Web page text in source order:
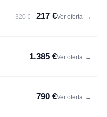
320 € 217 €Ver oferta →
1.385 €Ver oferta →
790 €Ver oferta →